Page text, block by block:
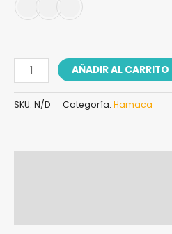
AÑADIR AL CARRITO
SKU: N/D Categoría: Hamaca